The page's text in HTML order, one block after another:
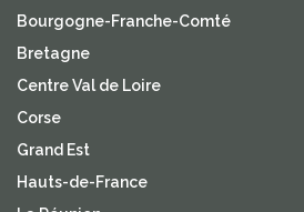
Bourgogne-Franche-Comté
Bretagne
Centre Val de Loire
Corse
Grand Est
Hauts-de-France